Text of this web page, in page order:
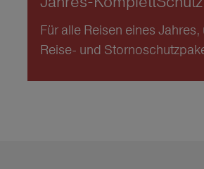
Für alle Reisen eines
Reise- und